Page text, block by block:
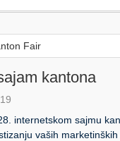
kantona
internetskom sajmu
vaših